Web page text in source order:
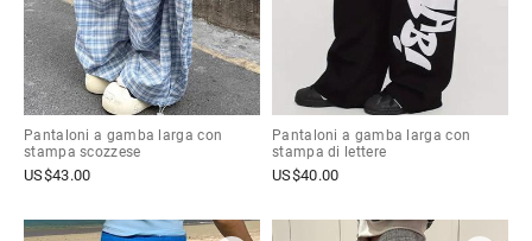
Pantaloni a gamba larga con
stampa scozzese
US$43.00
Pantaloni a gamba larga con
stampa di lettere
US$40.00